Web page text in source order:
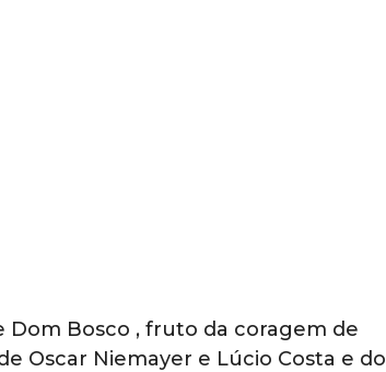
Dom Bosco , fruto da coragem de
Oscar Niemayer e Lúcio Costa e do